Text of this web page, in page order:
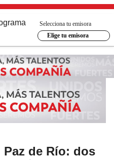
Selecciona tu emisora
Elige tu emisora
de Río: dos